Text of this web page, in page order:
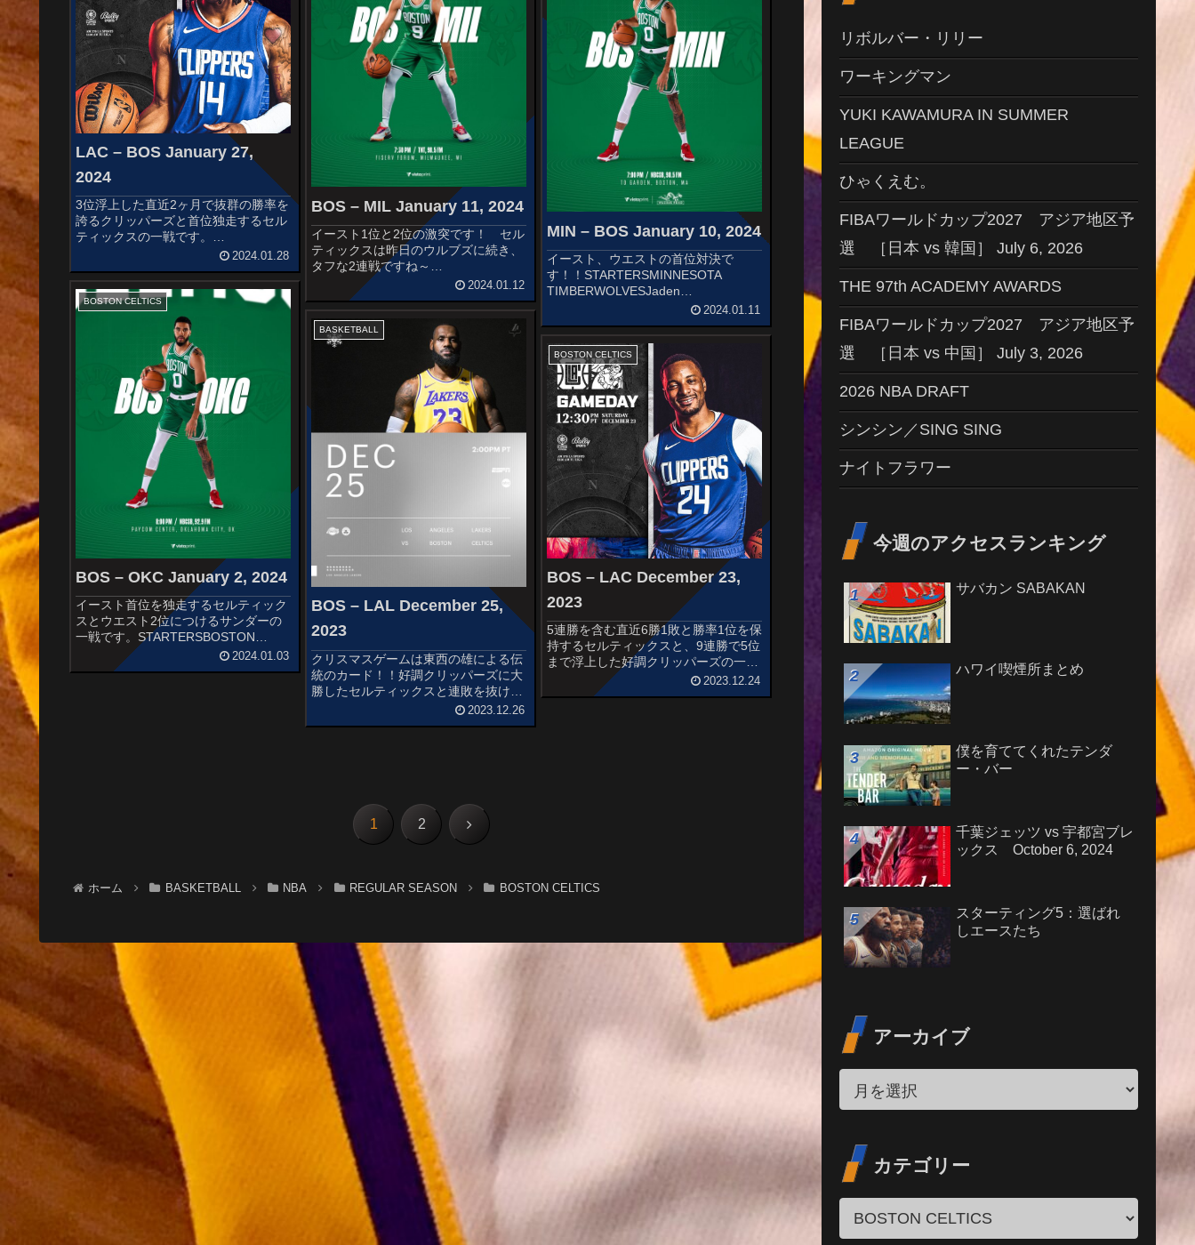
LAC – BOS January 27,
2024
3位浮上した直近2ヶ月で抜群の勝率を
誇るクリッパーズと首位独走するセル
ティックスの一戦です。
STARTERSLOS ANGELES
CLIPPERSJames HardenTerance
MannPaul GeorgeKawhi Leona...
2024.01.28
BOS – MIL January 11, 2024
イースト1位と2位の激突です！ セル
ティックスは昨日のウルブズに続き、
タフな2連戦ですね～
STARTERSBOSTON CELTICSJrue
HolidayDerrick WhiteJaylen
BrownJayson TatumKris...
2024.01.12
MIN – BOS January 10, 2024
イースト、ウエストの首位対決で
す！！STARTERSMINNESOTA
TIMBERWOLVESJaden
McDanielsKarl-Anthony TownsNickeil
Alexaander-WalkerAnthony Edward...
2024.01.11
BOSTON CELTICS
BOS – OKC January 2, 2024
イースト首位を独走するセルティック
スとウエスト2位につけるサンダーの
一戦です。STARTERSBOSTON
CELTICSJrue HolidayDerrick
WhiteJaylen BrownJayson
2024.01.03
BASKETBALL
BOS – LAL December 25,
2023
クリスマスゲームは東西の雄による伝
統のカード！！好調クリッパーズに大
勝したセルティックスと連敗を抜けサ
ンダーに快勝したレイカーズの一戦で
す。STARTERSBOSTON
2023.12.26
BOSTON CELTICS
BOS – LAC December 23,
2023
5連勝を含む直近6勝1敗と勝率1位を保
持するセルティックスと、9連勝で5位
まで浮上した好調クリッパーズの一戦
です。STARTERSBOSTON
CELTICSJrue HolidayDerrick
2023.12.24
1 2 次
ホーム BASKETBALL NBA REGULAR SEASON BOSTON CELTICS
リボルバー・リリー
ワーキングマン
YUKI KAWAMURA IN SUMMER
LEAGUE
ひゃくえむ。
FIBAワールドカップ2027 アジア地区予
選 ［日本 vs 韓国］ July 6, 2026
THE 97th ACADEMY AWARDS
FIBAワールドカップ2027 アジア地区予
選 ［日本 vs 中国］ July 3, 2026
2026 NBA DRAFT
シンシン／SING SING
ナイトフラワー
今週のアクセスランキング
サバカン SABAKAN
ハワイ喫煙所まとめ
僕を育ててくれたテンダ
ー・バー
千葉ジェッツ vs 宇都宮ブレ
ックス October 6, 2024
スターティング5：選ばれ
しエースたち
アーカイブ
カテゴリー